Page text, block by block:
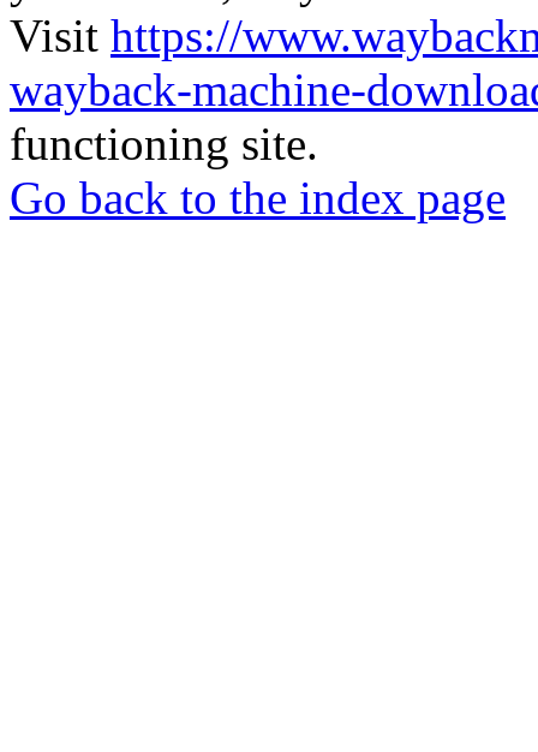
Visit https://
wayback-machine-
functioning site.
Go back to the index page